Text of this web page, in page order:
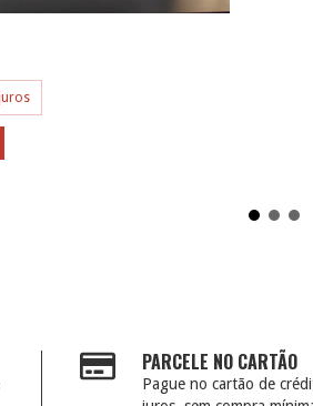
PARCELE NO CARTÃO
Pague no cartão de